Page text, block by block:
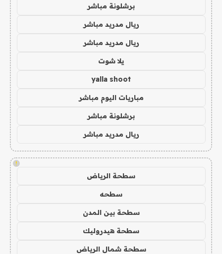
برشلونة مباشر
ريال مدريد مباشر
ريال مدريد مباشر
يلا شوت
yalla shoot
مباريات اليوم مباشر
برشلونة مباشر
ريال مدريد مباشر
!
سطحة الرياض
سطحه
سطحة بين المدن
سطحة هيدروليك
سطحة شمال الرياض